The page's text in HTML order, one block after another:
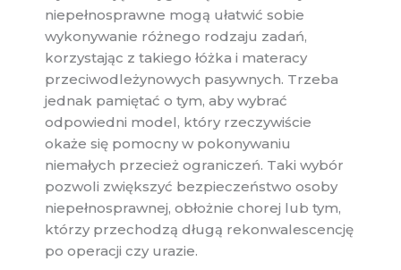
niepełnosprawne mogą ułatwić sobie
wykonywanie różnego rodzaju zadań,
korzystając z takiego łóżka i materacy
przeciwodleżynowych pasywnych. Trzeba
jednak pamiętać o tym, aby wybrać
odpowiedni model, który rzeczywiście
okaże się pomocny w pokonywaniu
niemałych przecież ograniczeń. Taki wybór
pozwoli zwiększyć bezpieczeństwo osoby
niepełnosprawnej, obłożnie chorej lub tym,
którzy przechodzą długą rekonwalescencję
po operacji czy urazie.